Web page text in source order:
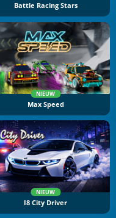
Battle Racing Stars
NIEUW
Max Speed
NIEUW
I8 City Driver